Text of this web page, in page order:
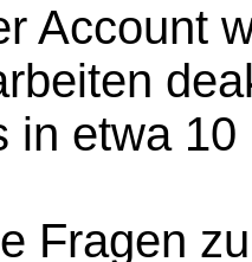
Account
in etwa
Fragen